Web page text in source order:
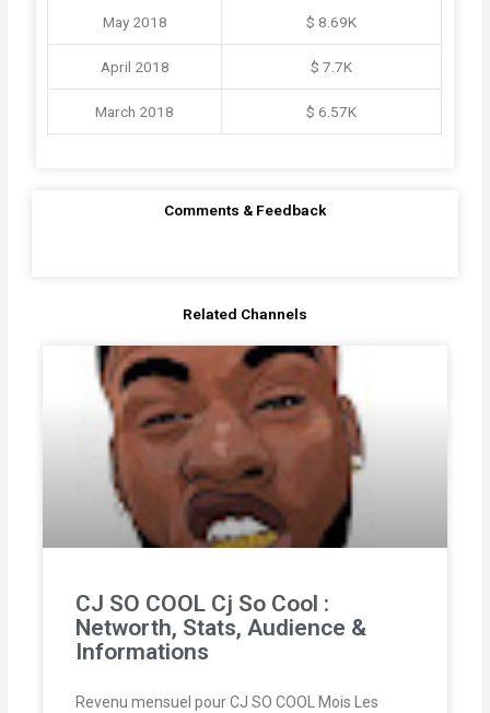
May 2018 $ 8.69K
April 2018 $ 7.7K
March 2018 $ 6.57K
Comments & Feedback
Related Channels
CJ SO COOL Cj So Cool :
Networth, Stats, Audience &
Informations
Revenu mensuel pour CJ SO COOL Mois Les